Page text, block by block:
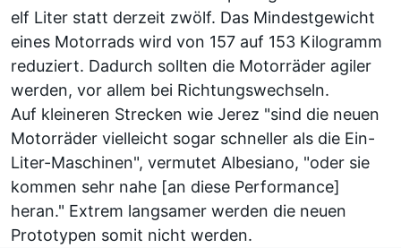
elf Liter statt derzeit zwölf. Das Mindestgewicht
eines Motorrads wird von 157 auf 153 Kilogramm
reduziert. Dadurch sollten die Motorräder agiler
werden, vor allem bei Richtungswechseln.
Auf kleineren Strecken wie Jerez "sind die neuen
Motorräder vielleicht sogar schneller als die Ein-
Liter-Maschinen", vermutet Albesiano, "oder sie
kommen sehr nahe [an diese Performance]
heran." Extrem langsamer werden die neuen
Prototypen somit nicht werden.